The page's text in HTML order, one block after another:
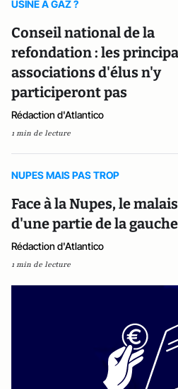
USINE A GAZ ?
Conseil national de la
refondation : les
associations d'élus n'y
participeront pas
Rédaction d'Atlantico
1 min de lecture
NUPES MAIS PAS TROP
Face à la Nupes, le
d'une partie de la gauche
Rédaction d'Atlantico
1 min de lecture